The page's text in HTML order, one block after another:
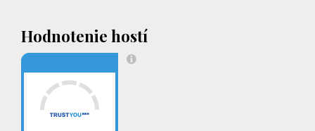
Hodnotenie hostí